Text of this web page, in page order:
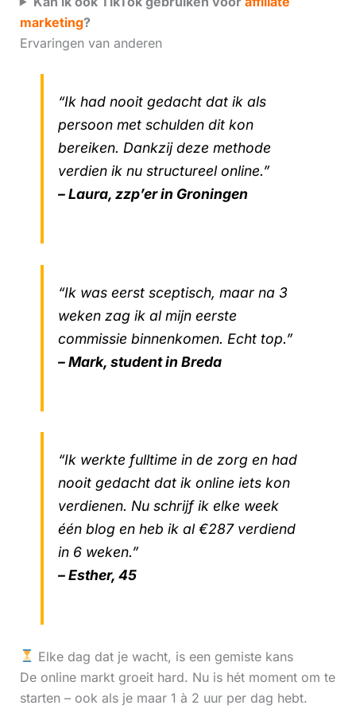
marketing?
Ervaringen van anderen
“Ik had nooit gedacht dat ik als
persoon met schulden dit kon
bereiken. Dankzij deze methode
verdien ik nu structureel online.”
– Laura, zzp’er in Groningen
“Ik was eerst sceptisch, maar na 3
weken zag ik al mijn eerste
commissie binnenkomen. Echt top.”
– Mark, student in Breda
“Ik werkte fulltime in de zorg en had
nooit gedacht dat ik online iets kon
verdienen. Nu schrijf ik elke week
één blog en heb ik al €287 verdiend
in 6 weken.”
– Esther, 45
Elke dag dat je wacht, is een gemiste kans
De online markt groeit hard. Nu is hét moment om te
starten – ook als je maar 1 à 2 uur per dag hebt.